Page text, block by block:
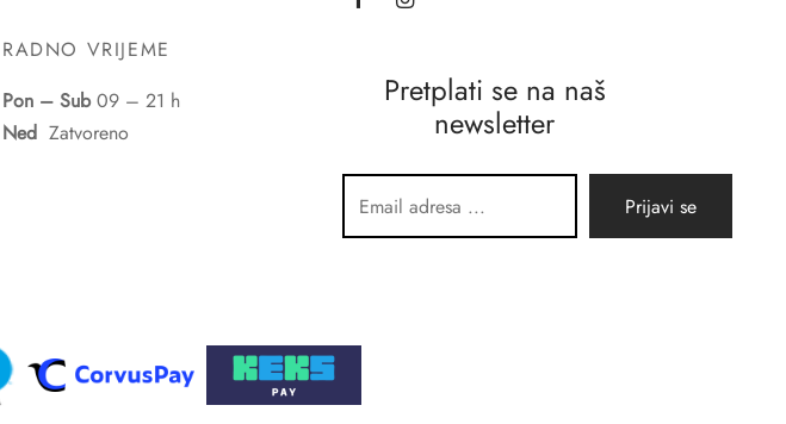
RADNO VRIJEME
Pon – Sub09 – 21 h
Ned Zatvoreno
Pretplati se na naš
newsletter